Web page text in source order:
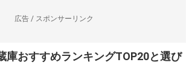
広告 / スポンサーリンク
庫おすすめランキングTOP20と選び